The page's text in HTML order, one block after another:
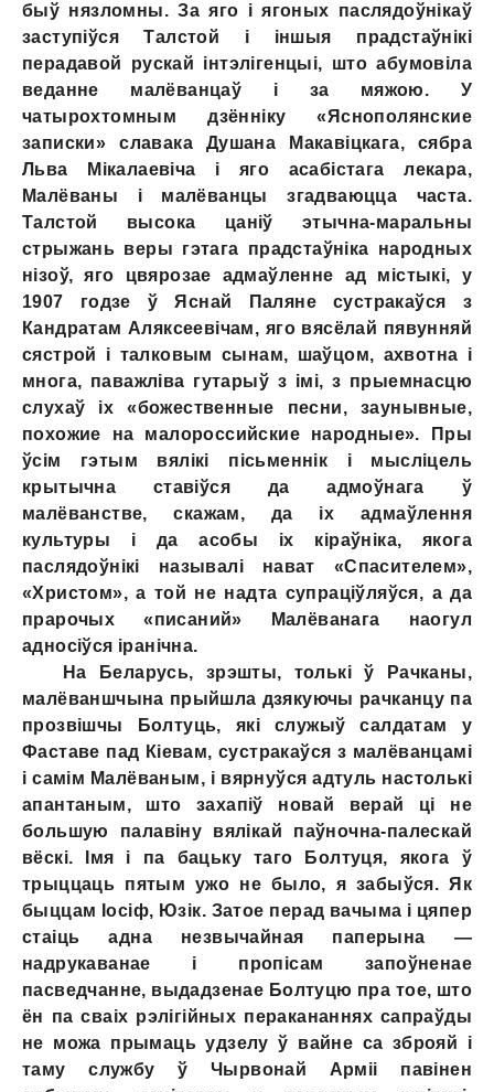
быў нязломны. За яго i ягоных паслядоўнікаў
заступіўся Талстой i іншыя прадстаўнікі
перадавой рускай інтэлігенцыі, што абумовіла
веданне малёванцаў i за мяжою. У
чатырохтомным дзённіку «Яснополянские
записки» славака Душана Макавіцкага, сябра
Льва Мікалаевіча i яго асабістага лекара,
Малёваны i малёванцы згадваюцца часта.
Талстой высока цаніў этычна-маральны
стрыжань веры гэтага прадстаўніка народных
нізоў, яго цвярозае адмаўленне ад містыкі, у
1907 годзе ў Яснай Паляне сустракаўся з
Кандратам Аляксеевічам, яго вясёлай пявунняй
сястрой i талковым сынам, шаўцом, ахвотна i
многа, паважліва гутарыў з імі, з прыемнасцю
слухаў ix «божественные песни, заунывные,
похожие на малороссийские народные». Пры
ўсім гэтым вялікі пісьменнік i мысліцель
крытычна ставіўся да aдмоўнага ў
малёванстве, скажам, да ix адмаўлення
культуры i да асобы ix кіраўніка, якога
паслядоўнікі называлi нават «Спасителем»,
«Христом», а той не надта супраціўляўся, а да
прарочых «писаний» Малёванага наогул
адносіўся іранічна.
На Беларусь, зрэшты, толькі ў Рачканы,
малёваншчына прыйшла дзякуючы рачканцу па
прозвішчы Болтуць, які служыў салдатам у
Фаставе пад Кіевам, сустракаўся з малёванцамі
i самім Малёваным, i вярнуўся адтуль настолькі
апантаным, што захапіў новай верай ці не
большую палавіну вялікай паўночна-палескай
вёскі. Імя i па бацьку таго Болтуця, якога ў
трыццаць пятым ужо не было, я забыўся. Як
быццам Іосіф, Юзік. Затое перад вачыма i цяпер
стаіць адна незвычайная паперына —
надрукаванае i пропісам запоўненае
пасведчанне, выдадзенае Болтуцю пра тое, што
ён па сваіх рэлігійных перакананнях сапраўды
не можа прымаць удзелу ў вайне са зброяй i
таму службу ў Чырвонай Арміі павінен